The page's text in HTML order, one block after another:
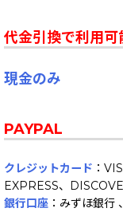
代金引換で利用
現金のみ
PAYPAL
クレジットカード ：
EXPRESS、
銀行口座 ：みずほ銀行